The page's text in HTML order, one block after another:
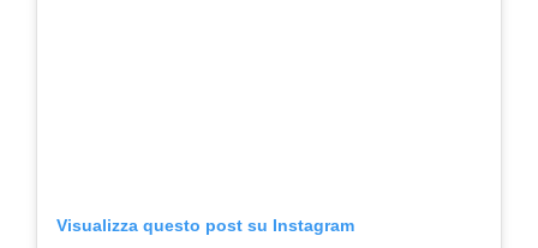
Visualizza questo post su Instagram